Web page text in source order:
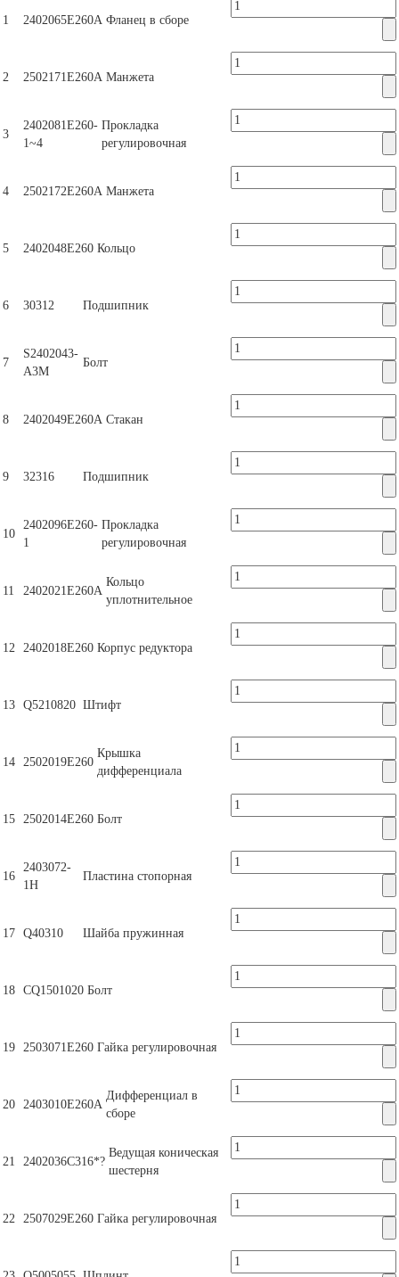
1 2402065Е260А Фланец в сборе
2 2502171Е260А Манжета
3
2402081Е260-
1~4
Прокладка
регулировочная
4 2502172Е260А Манжета
5 2402048Е260 Кольцо
6 30312 Подшипник
7
S2402043-
А3М
Болт
8 2402049Е260А Стакан
9 32316 Подшипник
10
2402096Е260-
1
Прокладка
регулировочная
11 2402021Е260А
Кольцо
уплотнительное
12 2402018Е260 Корпус редуктора
13 Q5210820 Штифт
14 2502019Е260
Крышка
дифференциала
15 2502014Е260 Болт
16
2403072-
1Н
Пластина стопорная
17 Q40310 Шайба пружинная
18 CQ1501020 Болт
19 2503071Е260 Гайка регулировочная
20 2403010Е260А
Дифференциал в
сборе
21 2402036С316*?
Ведущая коническая
шестерня
22 2507029Е260 Гайка регулировочная